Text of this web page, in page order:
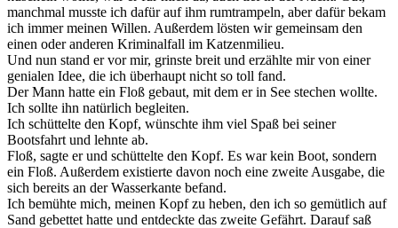
manchmal musste ich dafür auf ihm rumtrampeln, aber dafür bekam
ich immer meinen Willen. Außerdem lösten wir gemeinsam den
einen oder anderen Kriminalfall im Katzenmilieu.
Und nun stand er vor mir, grinste breit und erzählte mir von einer
genialen Idee, die ich überhaupt nicht so toll fand.
Der Mann hatte ein Floß gebaut, mit dem er in See stechen wollte.
Ich sollte ihn natürlich begleiten.
Ich schüttelte den Kopf, wünschte ihm viel Spaß bei seiner
Bootsfahrt und lehnte ab.
Floß, sagte er und schüttelte den Kopf. Es war kein Boot, sondern
ein Floß. Außerdem existierte davon noch eine zweite Ausgabe, die
sich bereits an der Wasserkante befand.
Ich bemühte mich, meinen Kopf zu heben, den ich so gemütlich auf
Sand gebettet hatte und entdeckte das zweite Gefährt. Darauf saß